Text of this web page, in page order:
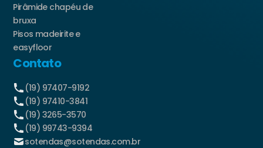
Pirâmide chapéu de
bruxa
Pisos madeirite e
easyfloor
Contato
(19) 97407-9192
(19) 97410-3841
(19) 3265-3570
(19) 99743-9394
sotendas@sotendas.com.br